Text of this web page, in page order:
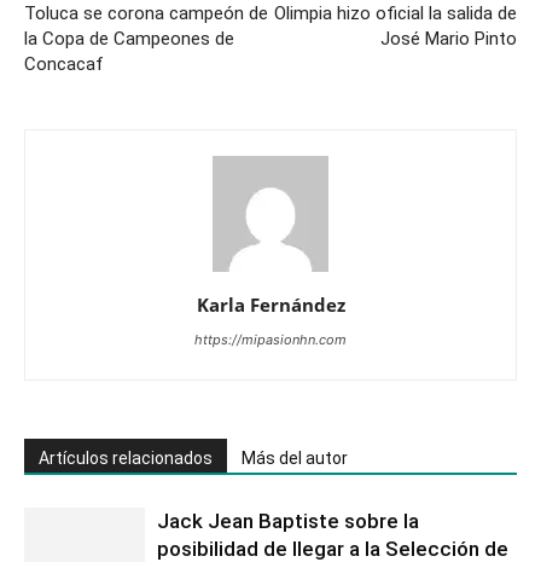
Toluca se corona campeón de
la Copa de Campeones de
Concacaf
Olimpia hizo oficial la salida de
José Mario Pinto
Karla Fernández
https://mipasionhn.com
Artículos relacionados Más del autor
Jack Jean Baptiste sobre la
posibilidad de llegar a la Selección de